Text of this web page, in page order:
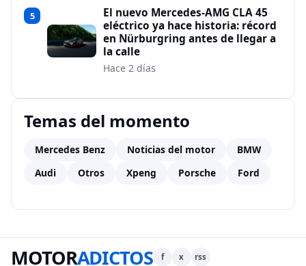
5
El nuevo Mercedes-AMG CLA 45
eléctrico ya hace historia: récord
en Nürburgring antes de llegar a
la calle
Hace 2 días
Temas del momento
Mercedes Benz Noticias del motor
BMW
Audi
Otros Xpeng Porsche Ford
MOTORADICTOS f x rss